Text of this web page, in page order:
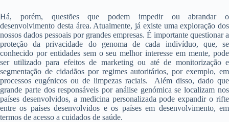
Há, porém, questões que podem impedir ou abrandar o
desenvolvimento desta área. Atualmente, já existe uma exploração dos
nossos dados pessoais por grandes empresas. É importante questionar a
proteção da privacidade do genoma de cada indivíduo, que, se
conhecido por entidades sem o seu melhor interesse em mente, pode
ser utilizado para efeitos de marketing ou até de monitorização e
segmentação de cidadãos por regimes autoritários, por exemplo, em
processos eugénicos ou de limpezas raciais. Além disso, dado que
grande parte dos responsáveis por análise genómica se localizam nos
países desenvolvidos, a medicina personalizada pode expandir o rifte
entre os países desenvolvidos e os países em desenvolvimento, em
termos de acesso a cuidados de saúde.